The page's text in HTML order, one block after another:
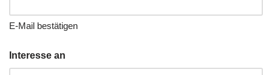
E-Mail bestätigen
Interesse an